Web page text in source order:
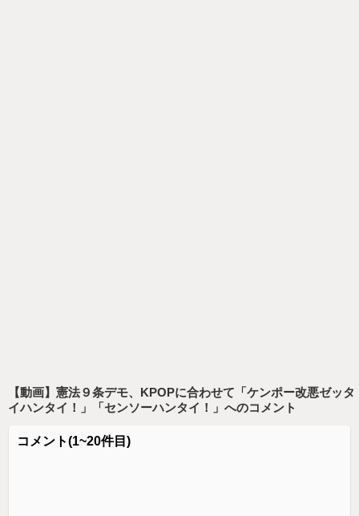
【動画】憲法９条デモ、KPOPに合わせて「ケンポー改悪ゼッタ
イハンタイ！」「センソーハンタイ！」 へのコメント
コメント(1~20件目)